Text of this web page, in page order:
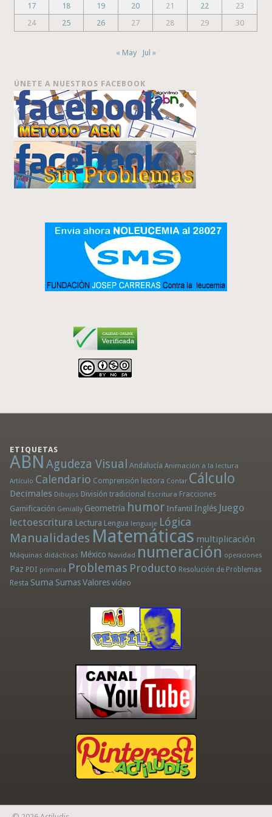
17
18 19 20 21 22
23
24
25 26 27 28 29 30
« May Jul »
ÚNETE A NUESTROS FACEBOOK
ETIQUETAS
ABN Agudeza Visual Andalucía Animación a la lectura
Artículo Calendario Comprensión lectora Contar Cálculo
Decimales Dibujos División tradicional Escritura Fracciones
Gamificación Genially Geometría humor Infantil Inglés Juego
lectoescritura Lectura Lengua lenguaje Lógica
Manualidades Matemáticas multiplicación
Máquinas didácticas México Navidad numeración operaciones
Paz PDI primaria Problemas Producto Resolución de Problemas
Resta Suma Sumas Valores vídeo